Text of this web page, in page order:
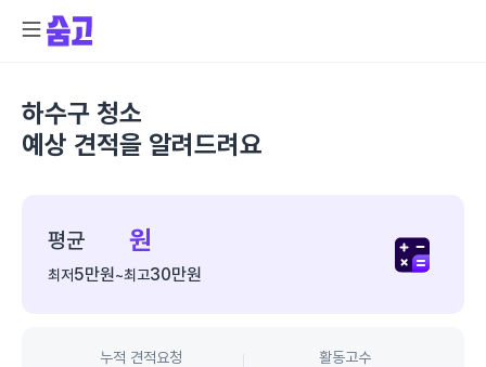
하수구 청소
예상 견적을 알려드려요
평균 원
최저5만원~최고30만원
누적 견적요청 활동고수